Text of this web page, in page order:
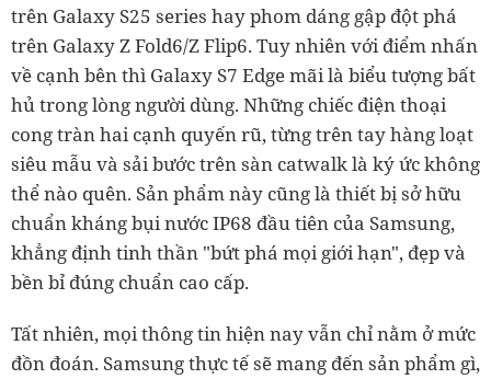
trên Galaxy S25 series hay phom dáng gập đột phá
trên Galaxy Z Fold6/Z Flip6. Tuy nhiên với điểm nhấn
về cạnh bên thì Galaxy S7 Edge mãi là biểu tượng bất
hủ trong lòng người dùng. Những chiếc điện thoại
cong tràn hai cạnh quyến rũ, từng trên tay hàng loạt
siêu mẫu và sải bước trên sàn catwalk là ký ức không
thể nào quên. Sản phẩm này cũng là thiết bị sở hữu
chuẩn kháng bụi nước IP68 đầu tiên của Samsung,
khẳng định tinh thần "bứt phá mọi giới hạn", đẹp và
bền bỉ đúng chuẩn cao cấp.
Tất nhiên, mọi thông tin hiện nay vẫn chỉ nằm ở mức
đồn đoán. Samsung thực tế sẽ mang đến sản phẩm gì,